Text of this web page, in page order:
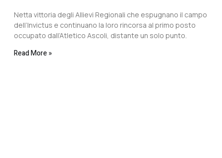
Netta vittoria degli Allievi Regionali che espugnano il campo
dell’Invictus e continuano la loro rincorsa al primo posto
occupato dall’Atletico Ascoli, distante un solo punto.
Read More »